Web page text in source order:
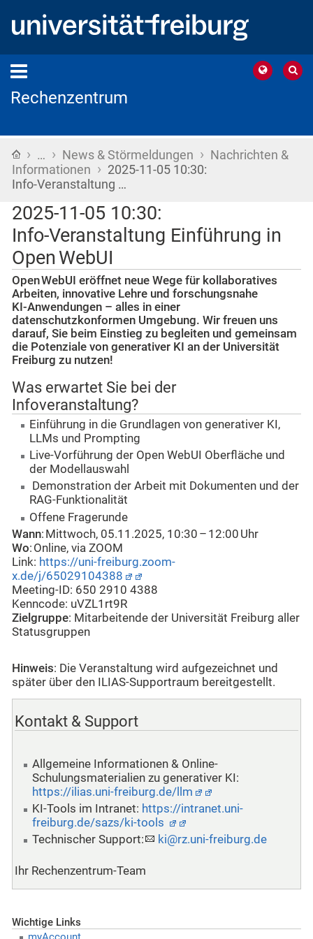
Rechenzentrum
Startseite
› … › News & Störmeldungen › Nachrichten &
Informationen › 2025-11-05 10:30:
Info‑Veranstaltung …
2025-11-05 10:30:
Info‑Veranstaltung Einführung in
Open WebUI
Open WebUI eröffnet neue Wege für kollaboratives
Arbeiten, innovative Lehre und forschungsnahe
KI‑Anwendungen – alles in einer
datenschutzkonformen Umgebung. Wir freuen uns
darauf, Sie beim Einstieg zu begleiten und gemeinsam
die Potenziale von generativer KI an der Universität
Freiburg zu nutzen!
Was erwartet Sie bei der
Infoveranstaltung?
Einführung in die Grundlagen von generativer KI,
LLMs und Prompting
Live‑Vorführung der Open WebUI Oberfläche und
der Modellauswahl
Demonstration der Arbeit mit Dokumenten und der
RAG‑Funktionalität
Offene Fragerunde
Wann: Mittwoch, 05.11.2025, 10:30 – 12:00 Uhr
Wo: Online, via ZOOM
Link: https://uni-freiburg.zoom-
x.de/j/65029104388
Meeting-ID: 650 2910 4388
Kenncode: uVZL1rt9R
Zielgruppe: Mitarbeitende der Universität Freiburg aller
Statusgruppen
Hinweis: Die Veranstaltung wird aufgezeichnet und
später über den ILIAS-Supportraum bereitgestellt.
Kontakt & Support
Allgemeine Informationen & Online-
Schulungsmaterialien zu generativer KI:
https://ilias.uni-freiburg.de/llm
KI-Tools im Intranet: https://intranet.uni-
freiburg.de/sazs/ki-tools
Technischer Support:
ki@rz.uni-freiburg.de
Ihr Rechenzentrum‑Team
Wichtige Links